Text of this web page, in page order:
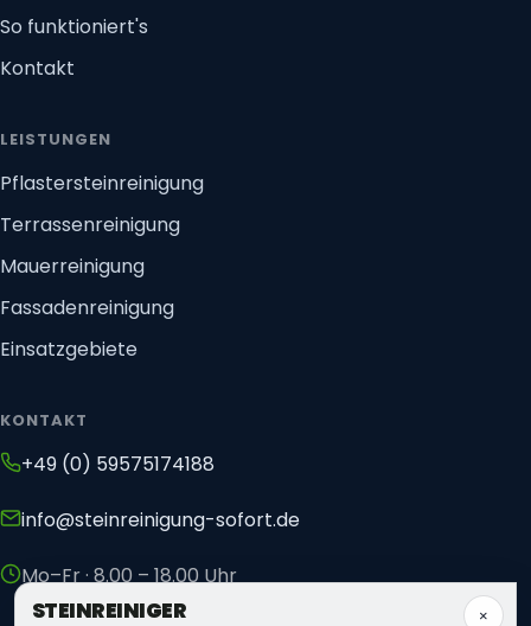
So funktioniert's
Kontakt
LEISTUNGEN
Pflastersteinreinigung
Terrassenreinigung
Mauerreinigung
Fassadenreinigung
Einsatzgebiete
KONTAKT
+49 (0) 59575174188
info@steinreinigung-sofort.de
Mo–Fr · 8.00 – 18.00 Uhr
×
STEINREINIGER